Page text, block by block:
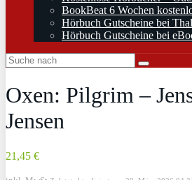
BookBeat 6 Wochen
Hörbuch Gutscheine bei
Hörbuch Gutscheine bei
Oxen: Pilgrim –
Jensen
21,45 €